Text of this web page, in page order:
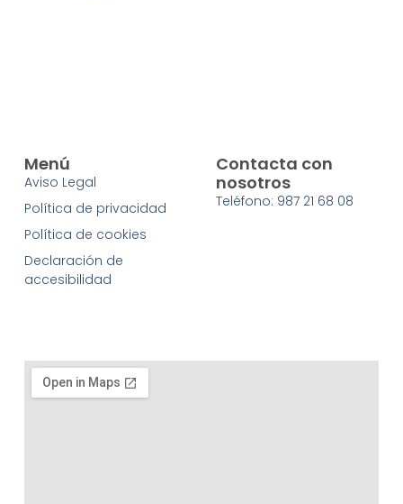
Menú
Aviso Legal
Política de privacidad
Política de cookies
Declaración de
accesibilidad
Contacta con
nosotros
Teléfono: 987 21 68 08